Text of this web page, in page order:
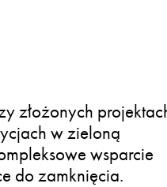
złożonych
w zieloną
wsparcie
do zamknięcia.